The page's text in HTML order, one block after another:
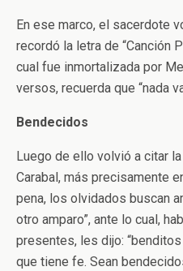
En ese marco, el sacerdote
recordó la letra de “Canción
cual fue inmortalizada por
versos, recuerda que “nada
Bendecidos
Luego de ello volvió a citar
Carabal, más precisamente
pena, los olvidados buscan
otro amparo”, ante lo cual,
presentes, les dijo:
que tiene fe. Sean